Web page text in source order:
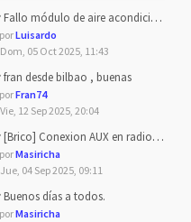
Fallo módulo de aire acondicionado
porLuisardo
05 Oct 2025, 11:43
fran desde bilbao , buenas
porFran74
12 Sep 2025, 20:04
[Brico] Conexion AUX en radio de origen
porMasiricha
04 Sep 2025, 09:11
Buenos días a todos.
porMasiricha